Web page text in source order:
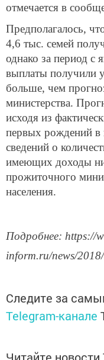
отмечается в
Предполагалось,
4,6 тыс. семей
однако за период с
выплаты получили
больше, чем
министерства.
исходя из
первых рождений в
сведений о
имеющих доходы
прожиточного
населения.
Подробнее: https://
inform.ru/news/
Следите за
Telegram-канале